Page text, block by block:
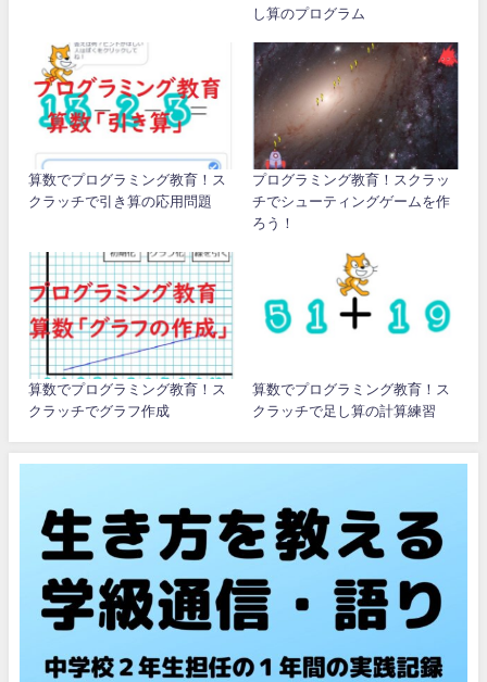
し算のプログラム
算数でプログラミング教育！ス
クラッチで引き算の応用問題
プログラミング教育！スクラッ
チでシューティングゲームを作
ろう！
算数でプログラミング教育！ス
クラッチでグラフ作成
算数でプログラミング教育！ス
クラッチで足し算の計算練習